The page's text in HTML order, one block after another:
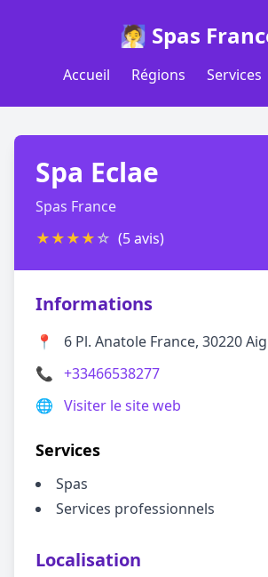
🧖 Spas
Accueil Régions Services
Spa Eclae
Spas France
★★★★☆ (5 avis)
Informations
📍
6 Pl. Anatole France, 30220
📞 +33466538277
🌐 Visiter le site web
Services
Spas
Services professionnels
Localisation